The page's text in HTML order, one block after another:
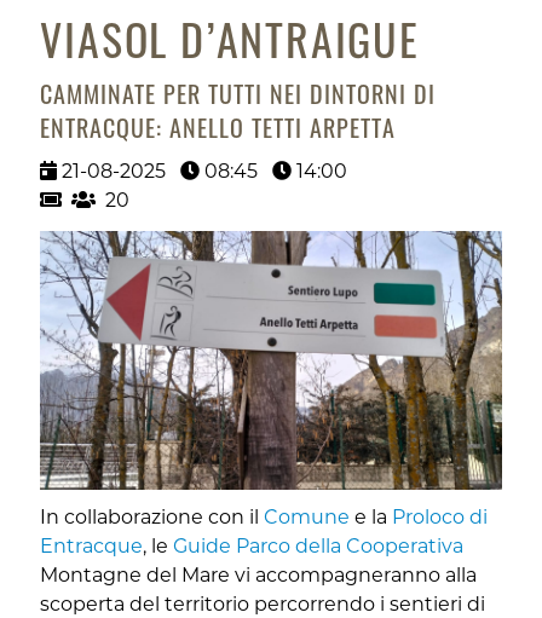
VIASOL D’ANTRAIGUE
CAMMINATE PER TUTTI NEI DINTORNI DI
ENTRACQUE: ANELLO TETTI ARPETTA
21-08-2025 08:45
14:00
20
In collaborazione con ilComune e la Proloco di
Entracque, leGuide Parco della Cooperativa
Montagne del Mare vi accompagneranno alla
scoperta del territorio percorrendo i sentieri di